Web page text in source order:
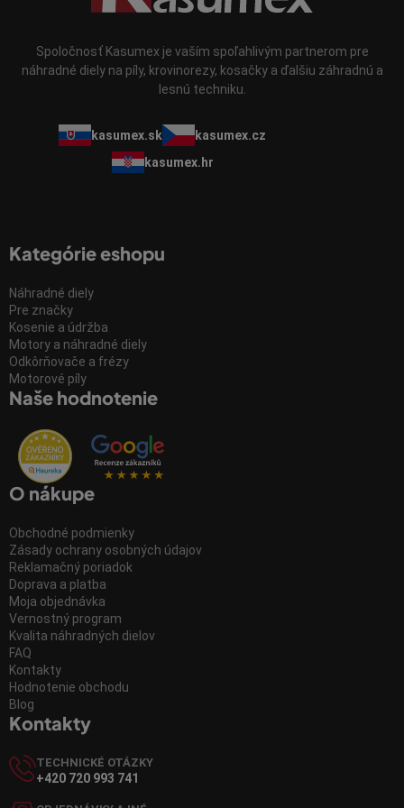
Spoločnosť Kasumex je vaším spoľahlivým partnerom pre
náhradné diely na píly, krovinorezy, kosačky a ďalšiu záhradnú a
lesnú techniku.
kasumex.sk
kasumex.cz
kasumex.hr
Kategórie eshopu
Náhradné diely
Pre značky
Kosenie a údržba
Motory a náhradné diely
Odkôrňovače a frézy
Motorové píly
Naše hodnotenie
O nákupe
Obchodné podmienky
Zásady ochrany osobných údajov
Reklamačný poriadok
Doprava a platba
Moja objednávka
Vernostný program
Kvalita náhradných dielov
FAQ
Kontakty
Hodnotenie obchodu
Blog
Kontakty
TECHNICKÉ OTÁZKY
+420 720 993 741